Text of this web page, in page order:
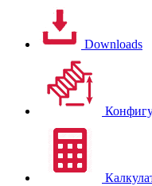
Downloads